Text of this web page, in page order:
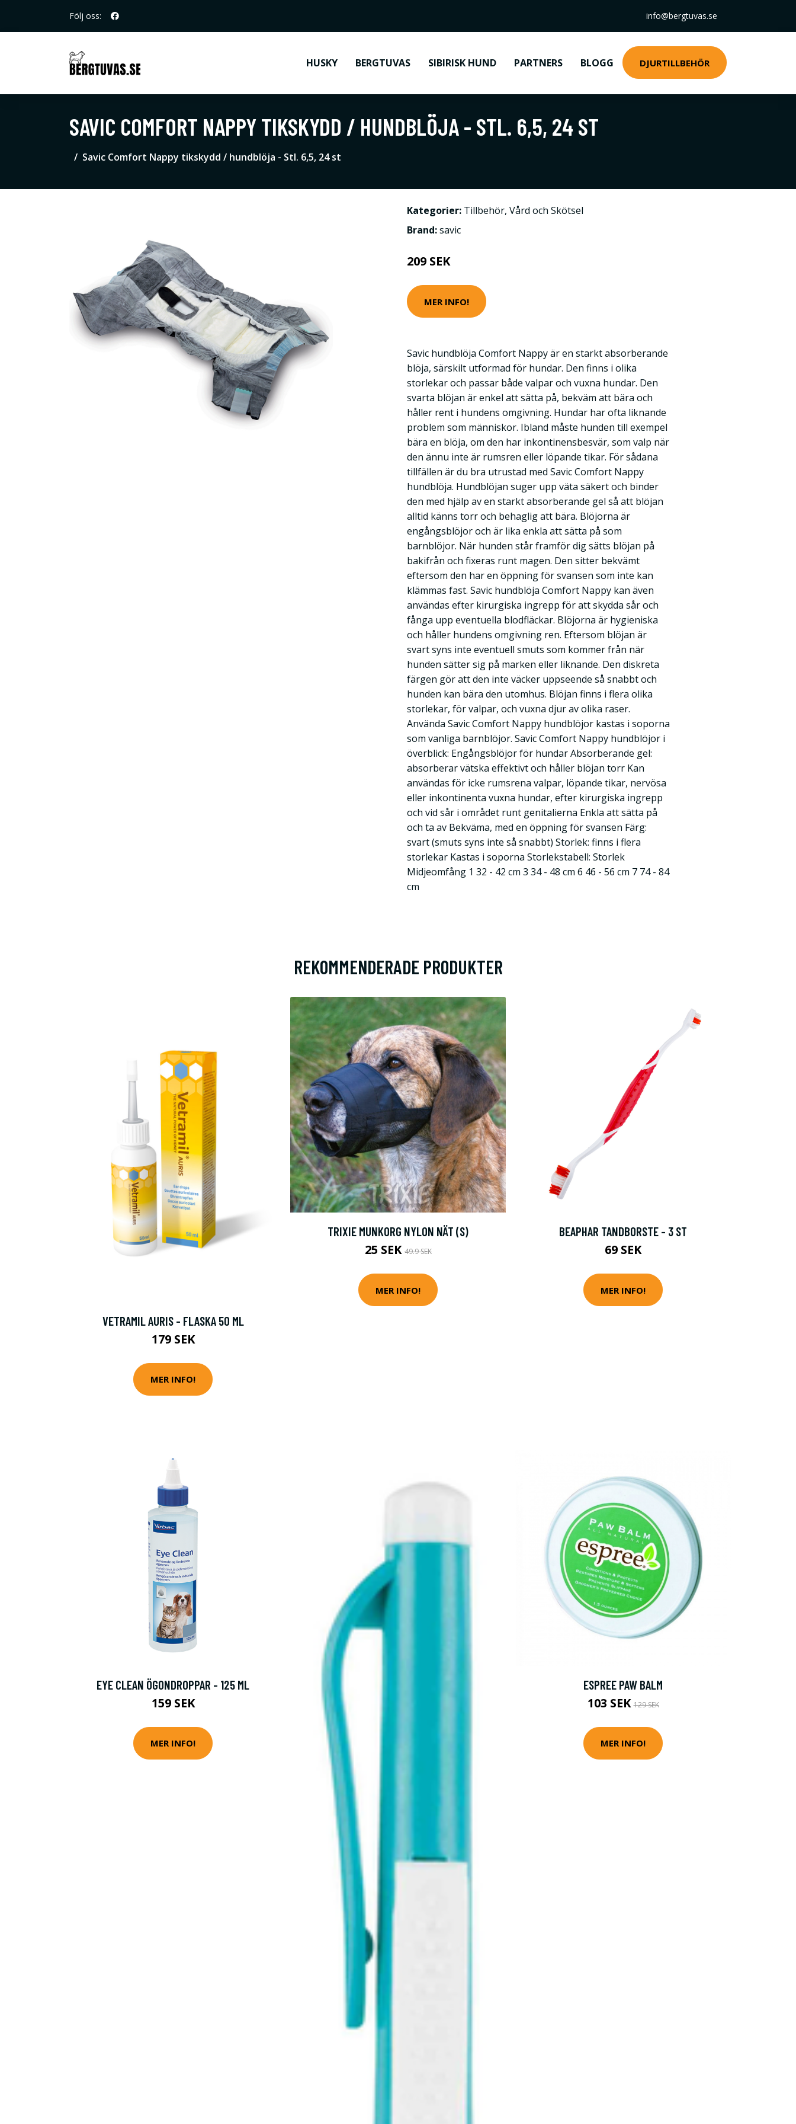
Följ oss: info@bergtuvas.se
HUSKY BERGTUVAS SIBIRISK HUND PARTNERS BLOGG DJURTILLBEHÖR
SAVIC COMFORT NAPPY TIKSKYDD / HUNDBLÖJA - STL. 6,5, 24 ST
Savic Comfort Nappy tikskydd / hundblöja - Stl. 6,5, 24 st
Kategorier: Tillbehör, Vård och Skötsel
Brand:savic
209 SEK
MER INFO!
Savic hundblöja Comfort Nappy är en starkt absorberande
blöja, särskilt utformad för hundar. Den finns i olika
storlekar och passar både valpar och vuxna hundar. Den
svarta blöjan är enkel att sätta på, bekväm att bära och
håller rent i hundens omgivning. Hundar har ofta liknande
problem som människor. Ibland måste hunden till exempel
bära en blöja, om den har inkontinensbesvär, som valp när
den ännu inte är rumsren eller löpande tikar. För sådana
tillfällen är du bra utrustad med Savic Comfort Nappy
hundblöja. Hundblöjan suger upp väta säkert och binder
den med hjälp av en starkt absorberande gel så att blöjan
alltid känns torr och behaglig att bära. Blöjorna är
engångsblöjor och är lika enkla att sätta på som
barnblöjor. När hunden står framför dig sätts blöjan på
bakifrån och fixeras runt magen. Den sitter bekvämt
eftersom den har en öppning för svansen som inte kan
klämmas fast. Savic hundblöja Comfort Nappy kan även
användas efter kirurgiska ingrepp för att skydda sår och
fånga upp eventuella blodfläckar. Blöjorna är hygieniska
och håller hundens omgivning ren. Eftersom blöjan är
svart syns inte eventuell smuts som kommer från när
hunden sätter sig på marken eller liknande. Den diskreta
färgen gör att den inte väcker uppseende så snabbt och
hunden kan bära den utomhus. Blöjan finns i flera olika
storlekar, för valpar, och vuxna djur av olika raser.
Använda Savic Comfort Nappy hundblöjor kastas i soporna
som vanliga barnblöjor. Savic Comfort Nappy hundblöjor i
överblick: Engångsblöjor för hundar Absorberande gel:
absorberar vätska effektivt och håller blöjan torr Kan
användas för icke rumsrena valpar, löpande tikar, nervösa
eller inkontinenta vuxna hundar, efter kirurgiska ingrepp
och vid sår i området runt genitalierna Enkla att sätta på
och ta av Bekväma, med en öppning för svansen Färg:
svart (smuts syns inte så snabbt) Storlek: finns i flera
storlekar Kastas i soporna Storlekstabell: Storlek
Midjeomfång 1 32 - 42 cm 3 34 - 48 cm 6 46 - 56 cm 7 74 - 84
cm
REKOMMENDERADE PRODUKTER
VETRAMIL AURIS - FLASKA 50 ML
179 SEK
MER INFO!
TRIXIE MUNKORG NYLON NÄT (S)
25 SEK49.9 SEK
MER INFO!
BEAPHAR TANDBORSTE - 3 ST
69 SEK
MER INFO!
EYE CLEAN ÖGONDROPPAR - 125 ML
159 SEK
MER INFO!
ESPREE PAW BALM
103 SEK129 SEK
MER INFO!